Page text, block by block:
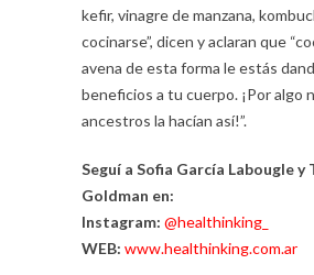
kefir, vinagre de manzana,
cocinarse”, dicen y aclaran que
avena de esta forma le estás
beneficios a tu cuerpo. ¡Por algo
ancestros la hacían así!”.
Seguí a Sofia García Labougle y
Goldman en:
Instagram: @healthinking_
WEB: www.healthinking.com.ar